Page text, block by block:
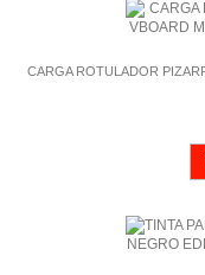
CARGA ROTULADOR